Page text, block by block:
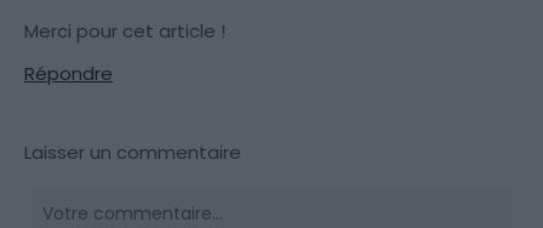
Merci pour cet article !
Répondre
Laisser un commentaire